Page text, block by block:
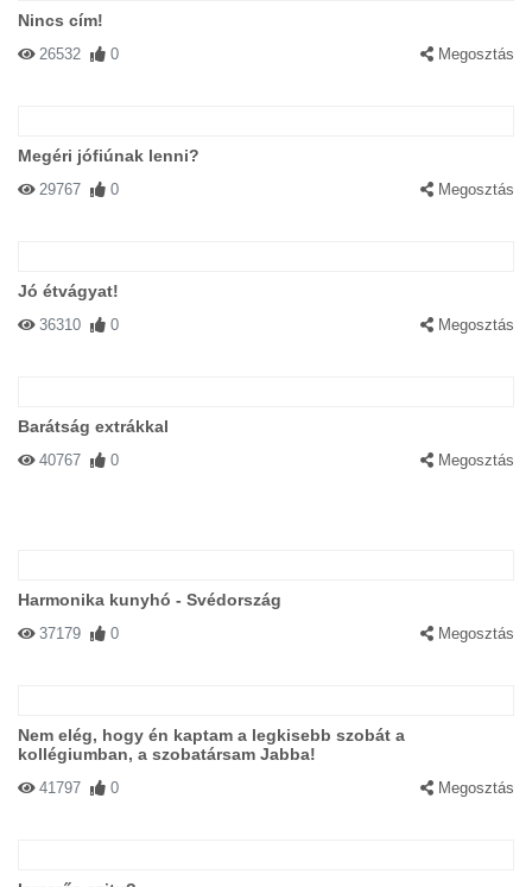
Nincs cím!
26532 0 Megosztás
Megéri jófiúnak lenni?
29767 0 Megosztás
Jó étvágyat!
36310 0 Megosztás
Barátság extrákkal
40767 0 Megosztás
Harmonika kunyhó - Svédország
37179 0 Megosztás
Nem elég, hogy én kaptam a legkisebb szobát a
kollégiumban, a szobatársam Jabba!
41797 0 Megosztás